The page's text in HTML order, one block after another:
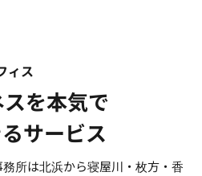
ィス
を本気で
サービス
所は北浜から寝屋川・枚方・香